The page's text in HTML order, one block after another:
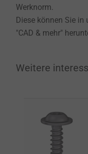
Werknorm.
Diese können Sie in
"CAD & mehr"
Weitere